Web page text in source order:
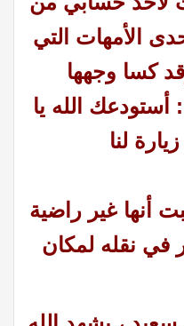
الأمهات التي
كسا وجهها
أستودعك الله يا
لنا
أنها غير راضية
في نقله لمكان